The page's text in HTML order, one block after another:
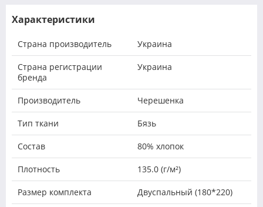
Характеристики
Страна производитель Украина
Страна регистрации
бренда
Украина
Производитель Черешенка
Тип ткани Бязь
Состав 80% хлопок
Плотность 135.0 (г/м²)
Размер комплекта Двуспальный (180*220)